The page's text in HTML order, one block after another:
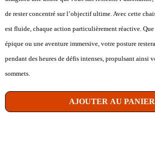
de rester concentré sur l’objectif ultime. Avec cette
est fluide, chaque action particulièrement réactive.
épique ou une aventure immersive, votre posture
pendant des heures de défis intenses, propulsant ainsi
sommets.
AJOUTER AU PANIER